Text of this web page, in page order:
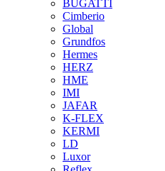
BUGATTI
Cimberio
Global
Grundfos
Hermes
HERZ
HME
IMI
JAFAR
K-FLEX
KERMI
LD
Luxor